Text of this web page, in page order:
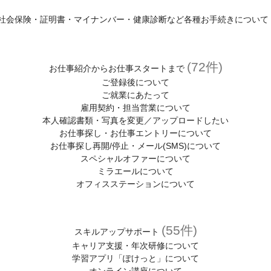
会保険・証明書・マイナンバー・健康診断など各種お手続きについて
お仕事紹介からお仕事スタートまで (72件)
ご登録後について
ご就業にあたって
雇用契約・担当営業について
本人確認書類・写真を変更／アップロードしたい
お仕事探し・お仕事エントリーについて
お仕事探し再開/停止・メール(SMS)について
スペシャルオファーについて
ミラエールについて
オフィスステーションについて
スキルアップサポート (55件)
キャリア支援・年次研修について
学習アプリ「ぽけっと」について